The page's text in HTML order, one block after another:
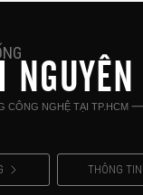
NGUYÊN
CÔNG NGHỆ TẠI TP.HCM
THÔNG